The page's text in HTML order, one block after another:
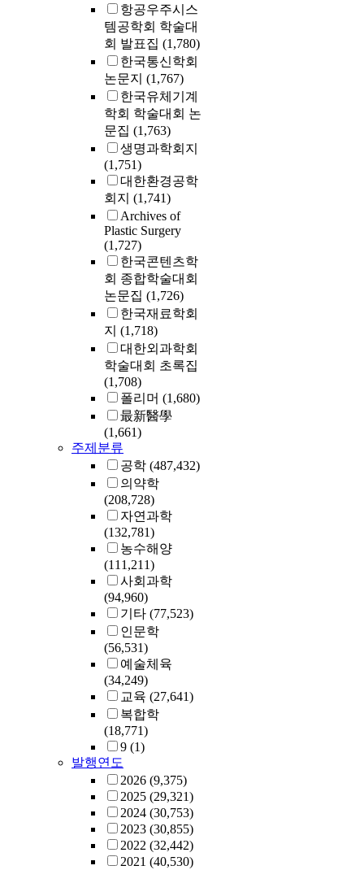
항공우주시스
템공학회 학술대
회 발표집 (1,780)
한국통신학회
논문지 (1,767)
한국유체기계
학회 학술대회 논
문집 (1,763)
생명과학회지
(1,751)
대한환경공학
회지 (1,741)
Archives of
Plastic Surgery
(1,727)
한국콘텐츠학
회 종합학술대회
논문집 (1,726)
한국재료학회
지 (1,718)
대한외과학회
학술대회 초록집
(1,708)
폴리머 (1,680)
最新醫學
(1,661)
주제분류
공학 (487,432)
의약학
(208,728)
자연과학
(132,781)
농수해양
(111,211)
사회과학
(94,960)
기타 (77,523)
인문학
(56,531)
예술체육
(34,249)
교육 (27,641)
복합학
(18,771)
9 (1)
발행연도
2026 (9,375)
2025 (29,321)
2024 (30,753)
2023 (30,855)
2022 (32,442)
2021 (40,530)